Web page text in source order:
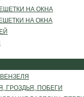
НА ОКНА
НА ОКНА
ГРОЗДЬЯ, ПОБЕГИ